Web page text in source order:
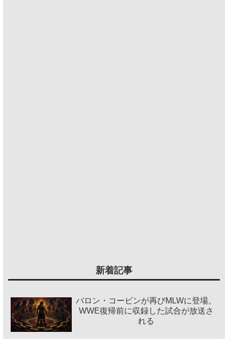
新着記事
バロン・コービンが再びMLWに登場。
WWE復帰前に収録した試合が放送さ
れる